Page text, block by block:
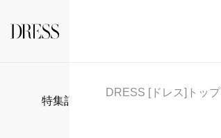
特集記事
DRESS [ドレス]トップ